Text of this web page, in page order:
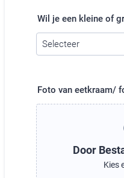
Wil je een kleine of
Foto van eetkraam/
Door
Kies